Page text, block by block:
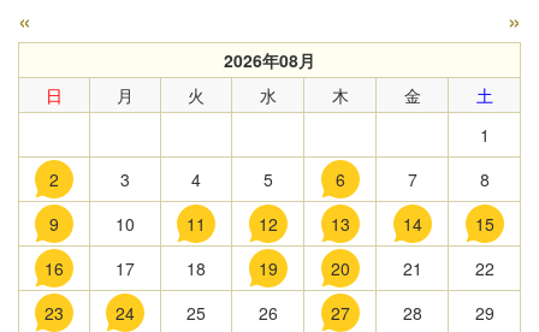
« »
2026年08月
日
月 火 水 木 金
土
1
2
3 4 5 6 7
8
9
10 11 12 13 14
15
16
17 18 19 20 21
22
23
24 25 26 27 28
29